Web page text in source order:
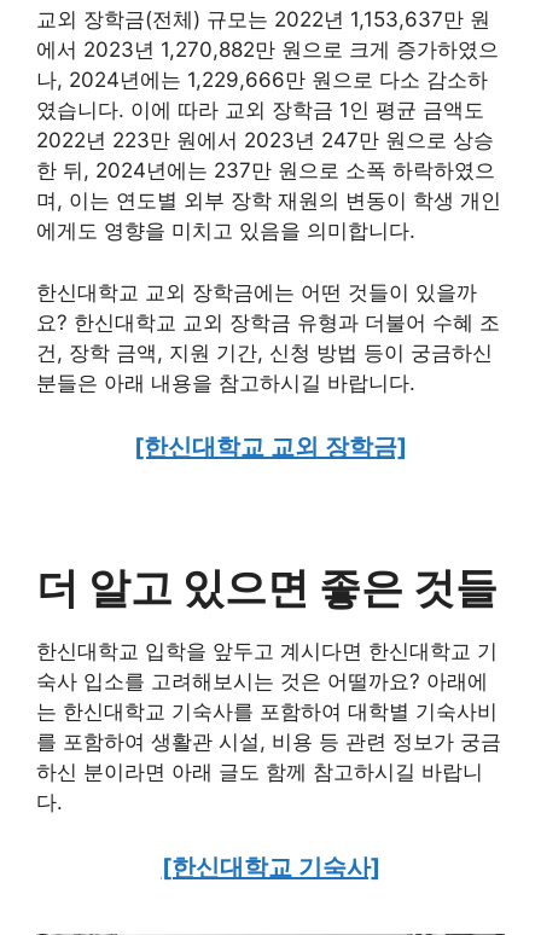
교외 장학금(전체) 규모는 2022년 1,153,637만 원
에서 2023년 1,270,882만 원으로 크게 증가하였으
나, 2024년에는 1,229,666만 원으로 다소 감소하
였습니다. 이에 따라 교외 장학금 1인 평균 금액도
2022년 223만 원에서 2023년 247만 원으로 상승
한 뒤, 2024년에는 237만 원으로 소폭 하락하였으
며, 이는 연도별 외부 장학 재원의 변동이 학생 개인
에게도 영향을 미치고 있음을 의미합니다.
한신대학교 교외 장학금에는 어떤 것들이 있을까
요? 한신대학교 교외 장학금 유형과 더불어 수혜 조
건, 장학 금액, 지원 기간, 신청 방법 등이 궁금하신
분들은 아래 내용을 참고하시길 바랍니다.
[한신대학교 교외 장학금]
더 알고 있으면 좋은 것들
한신대학교 입학을 앞두고 계시다면 한신대학교 기
숙사 입소를 고려해보시는 것은 어떨까요? 아래에
는 한신대학교 기숙사를 포함하여 대학별 기숙사비
를 포함하여 생활관 시설, 비용 등 관련 정보가 궁금
하신 분이라면 아래 글도 함께 참고하시길 바랍니
다.
[한신대학교 기숙사]